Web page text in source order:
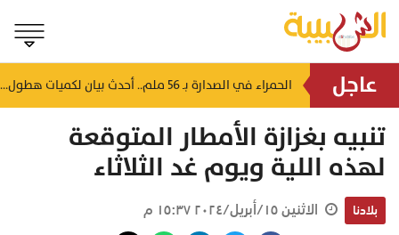
عاجل منذ ٥١ دقيقة الحمراء في الصدارة بـ 56 ملم.. أحدث بيان لكميات هطول الأمطار بسلطنة عُمان
تنبيه بغزازة الأمطار المتوقعة
لهذه اللية ويوم غد الثلاثاء
بلادنا الاثنين ١٥/أبريل/٢٠٢٤ ١٥:٣٧ م